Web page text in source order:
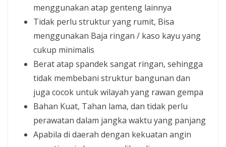
menggunakan atap genteng lainnya
Tidak perlu struktur yang rumit, Bisa
menggunakan Baja ringan / kaso kayu yang
cukup minimalis
Berat atap spandek sangat ringan, sehingga
tidak membebani struktur bangunan dan
juga cocok untuk wilayah yang rawan gempa
Bahan Kuat, Tahan lama, dan tidak perlu
perawatan dalam jangka waktu yang panjang
Apabila di daerah dengan kekuatan angin